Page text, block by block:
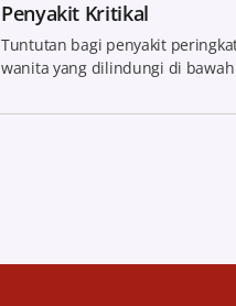
Penyakit Kritikal
Tuntutan bagi penyakit
wanita yang dilindungi di